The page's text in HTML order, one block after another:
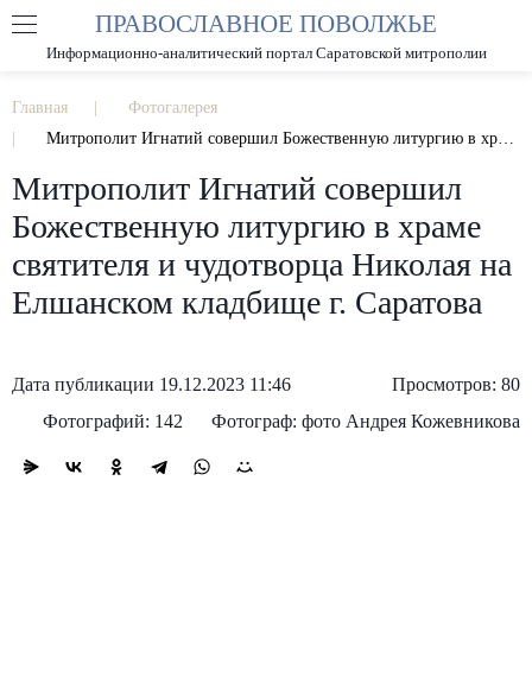
РАЗМЕР ШРИФТА А А
ПРАВОСЛАВНОЕ ПОВОЛЖЬЕ
Информационно-аналитический портал Саратовской митрополии
Главная
Фотогалерея
Митрополит Игнатий совершил Божественную литургию в храме святителя и чудотворца Николая на Елшанском кладбище г. Саратова
Митрополит Игнатий совершил
Божественную литургию в храме
святителя и чудотворца Николая на
Елшанском кладбище г. Саратова
Дата публикации 19.12.2023 11:46
Просмотров: 80
Фотографий: 142
Фотограф: фото Андрея Кожевникова